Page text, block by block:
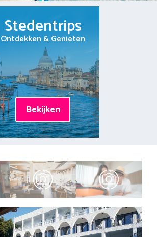
Stedentrips
Ontdekken & Genieten
Bekijken